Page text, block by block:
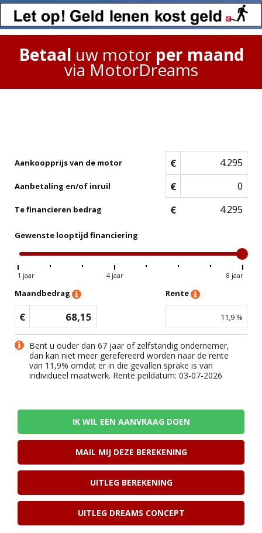
Betaal uw motor per maand
via MotorDreams
Aankoopprijs van de motor €
Aanbetaling en/of inruil €
Te financieren bedrag €
Gewenste looptijd financiering
1 jaar 4 jaar 8 jaar
Maandbedrag
€ 68,15
Rente
11,9 %
Bent u ouder dan 67 jaar of zelfstandig ondernemer,
dan kan niet meer gerefereerd worden naar de rente
van 11,9% omdat er in die gevallen sprake is van
individueel maatwerk. Rente peildatum: 03-07-2026
IK WIL EEN AANVRAAG DOEN
MAIL MIJ DEZE BEREKENING
UITLEG BEREKENING
UITLEG DREAMS CONCEPT